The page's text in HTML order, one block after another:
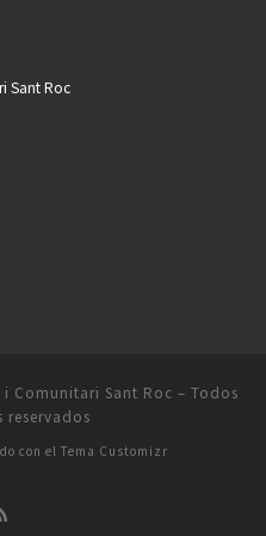
Sant Roc
Comunitari Sant Roc – Todos
reservados
con el Tema Customizr